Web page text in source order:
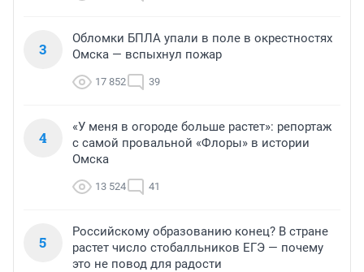
3
Обломки БПЛА упали в поле в окрестностях
Омска — вспыхнул пожар
17 852 39
4
«У меня в огороде больше растет»: репортаж
с самой провальной «Флоры» в истории
Омска
13 524 41
5
Российскому образованию конец? В стране
растет число стобалльников ЕГЭ — почему
это не повод для радости